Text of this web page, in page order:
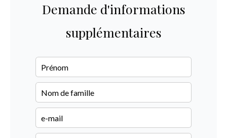
Demande d'informations
supplémentaires